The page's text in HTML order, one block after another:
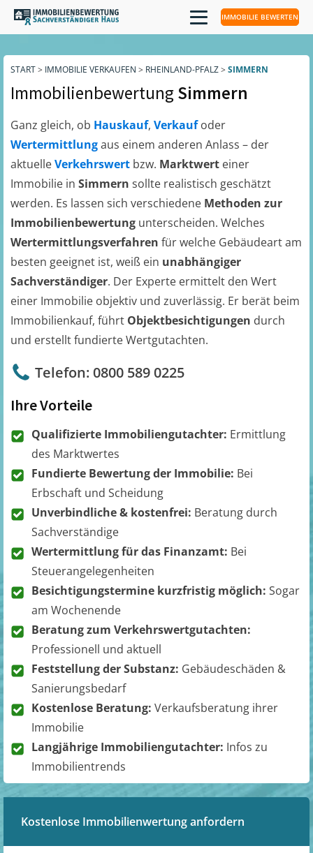
IMMOBILIE BEWERTEN
START> IMMOBILIE VERKAUFEN > RHEINLAND-PFALZ> SIMMERN
ImmobilienbewertungSimmern
Ganz gleich, ob Hauskauf, Verkaufoder
Wertermittlungaus einem anderen Anlass – der
aktuelleVerkehrswert bzw. Marktwert einer
Immobilie in Simmern sollte realistisch geschätzt
werden. Es lassen sich verschiedene Methoden zur
Immobilienbewertung unterscheiden. Welches
Wertermittlungsverfahren für welche Gebäudeart am
besten geeignet ist, weiß ein unabhängiger
Sachverständiger. Der Experte ermittelt den Wert
einer Immobilie objektiv und zuverlässig. Er berät beim
Immobilienkauf, führt Objektbesichtigungen durch
und erstellt fundierte Wertgutachten.
Telefon: 0800 589 0225
Ihre Vorteile
Qualifizierte Immobiliengutachter: Ermittlung
des Marktwertes
Fundierte Bewertung der Immobilie: Bei
Erbschaft und Scheidung
Unverbindliche & kostenfrei: Beratung durch
Sachverständige
Wertermittlung für das Finanzamt: Bei
Steuerangelegenheiten
Besichtigungstermine kurzfristig möglich: Sogar
am Wochenende
Beratung zum Verkehrswertgutachten:
Professionell und aktuell
Feststellung der Substanz: Gebäudeschäden &
Sanierungsbedarf
Kostenlose Beratung: Verkaufsberatung ihrer
Immobilie
Langjährige Immobiliengutachter: Infos zu
Immobilientrends
Kostenlose Immobilienwertung anfordern